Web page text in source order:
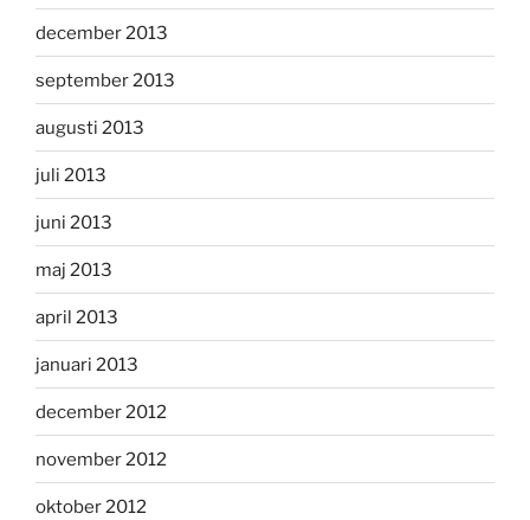
december 2013
september 2013
augusti 2013
juli 2013
juni 2013
maj 2013
april 2013
januari 2013
december 2012
november 2012
oktober 2012